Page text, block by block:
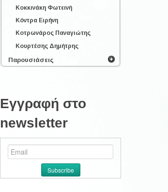
Κοκκινάκη Φωτεινή
Κόντρα Ειρήνη
Κοτρωνάρος Παναγιώτης
Κουρτέσης Δημήτρης
Παρουσιάσεις
Εγγραφή στο
newsletter